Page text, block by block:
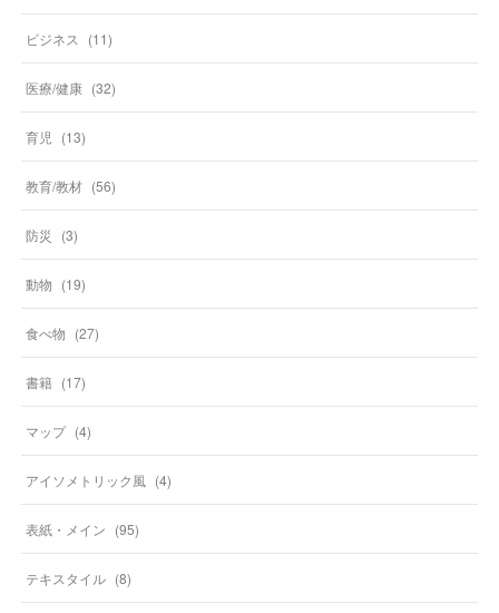
ビジネス (11)
医療/健康 (32)
育児 (13)
教育/教材 (56)
防災 (3)
動物 (19)
食べ物 (27)
書籍 (17)
マップ (4)
アイソメトリック風 (4)
表紙・メイン (95)
テキスタイル (8)